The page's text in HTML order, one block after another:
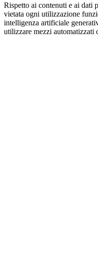
Rispetto ai contenuti e ai dati
vietata ogni utilizzazione
intelligenza artificiale
utilizzare mezzi automatizzati